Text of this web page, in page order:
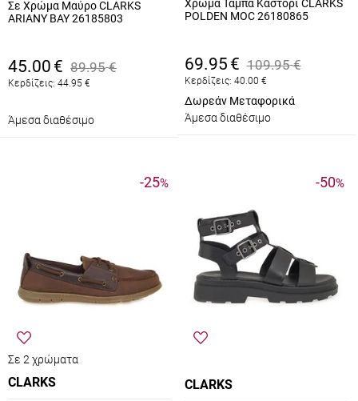
Σε Χρώμα Μαύρο CLARKS
ARIANY BAY 26185803
45.00 € 89.95 €
Κερδίζεις: 44.95 €
Άμεσα διαθέσιμο
Χρώμα Ταμπά Καστόρι CLARKS
POLDEN MOC 26180865
69.95 € 109.95 €
Κερδίζεις: 40.00 €
Δωρεάν Μεταφορικά
Άμεσα διαθέσιμο
-25%
Σε 2 χρώματα
CLARKS
-50%
CLARKS